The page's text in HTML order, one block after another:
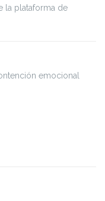
la plataforma de
emocional